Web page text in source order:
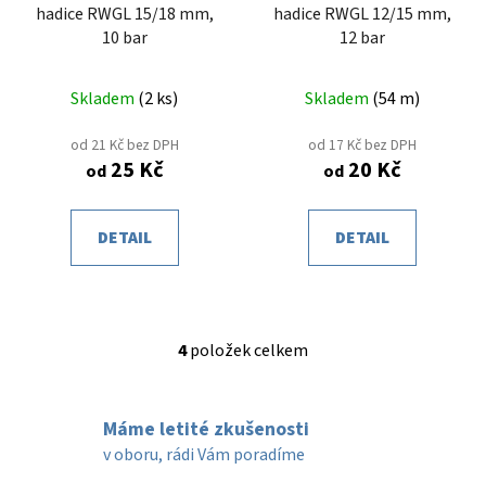
hadice RWGL 15/18 mm,
10 bar
Skladem (2 ks)
od 21 Kč bez DPH
od25 Kč
DETAIL
hadice RWGL 12/15 mm,
12 bar
Skladem (54 m)
od 17 Kč bez DPH
od20 Kč
DETAIL
O
á
d
4položek celkem
Máme letité zkušenosti
v oboru, rádi Vám poradíme